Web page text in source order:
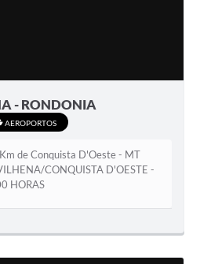
- RONDONIA
AEROPORTOS
de Conquista D'Oeste - MT
CONQUISTA D'OESTE -
HORAS